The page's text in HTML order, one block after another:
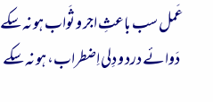
عَمل سب باعثِ اجر و ثَواب ہو نہ سکے
دَوائے درد و دِلی اِضطراب، ہو نہ سکے